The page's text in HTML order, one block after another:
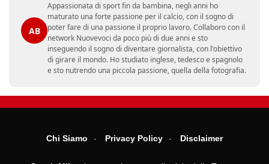
AB
Appassionata di sport fin da bambina, negli anni ho
maturato una forte passione per il calcio, con il sogno di
poter fare di una passione il proprio lavoro. Collaboro con il
network Nuovevoci da poco più di due anni e sto
inseguendo il sogno di diventare giornalista, con l'obiettivo
di girare il mondo. Ho studiato inglese, tedesco e spagnolo
e sto nutrendo una piccola passione, quella della fotografia.
Chi Siamo Privacy Policy Disclaimer